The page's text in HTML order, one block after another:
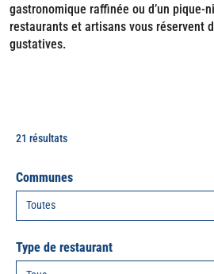
gastronomique raffinée ou d’un pique-
restaurants et artisans vous réservent
gustatives.
Communes
Type de restaurant
21 résultats